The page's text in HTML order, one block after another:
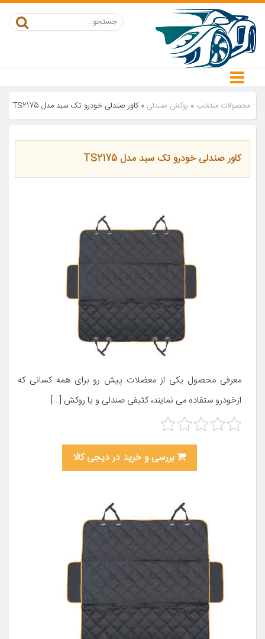
محصولات منتخب » روکش صندلی »کاور صندلی خودرو تک سبد مدل TS2175
کاور صندلی خودرو تک سبد مدل TS2175
معرفی محصول یکی از معضلات پیش رو برای همه کسانی که
ازخودرو ستفاده می نمایند، کثیفی صندلی و یا روکش […]
بررسی و خرید در دیجی کالا